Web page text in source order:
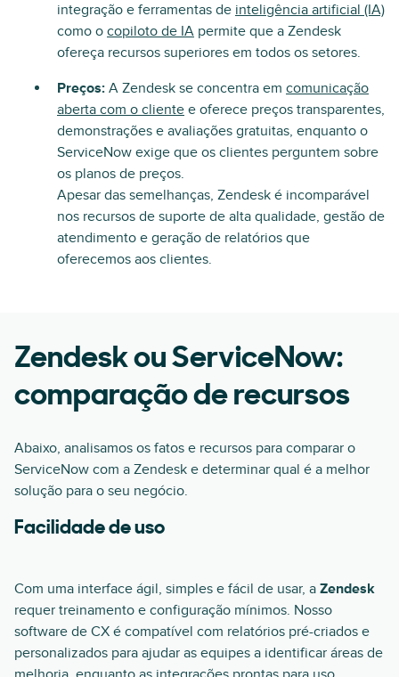
integração e ferramentas de inteligência artificial (IA)
como o copiloto de IA permite que a Zendesk
ofereça recursos superiores em todos os setores.
Preços: A Zendesk se concentra em comunicação
aberta com o cliente e oferece preços transparentes,
demonstrações e avaliações gratuitas, enquanto o
ServiceNow exige que os clientes perguntem sobre
os planos de preços.
Apesar das semelhanças, Zendesk é incomparável
nos recursos de suporte de alta qualidade, gestão de
atendimento e geração de relatórios que
oferecemos aos clientes.
Zendesk ou ServiceNow:
comparação de recursos
Abaixo, analisamos os fatos e recursos para comparar o
ServiceNow com a Zendesk e determinar qual é a melhor
solução para o seu negócio.
Facilidade de uso
Com uma interface ágil, simples e fácil de usar, a Zendesk
requer treinamento e configuração mínimos. Nosso
software de CX é compatível com relatórios pré-criados e
personalizados para ajudar as equipes a identificar áreas de